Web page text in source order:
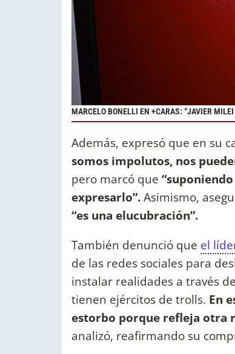
MARCELO BONELLI EN +CARAS: “JAVIER
Además, expresó que en su
somos impolutos, nos
pero marcó que
expresarlo”.Asimismo,
“es una elucubración”.
También denunció que el
de las redes sociales para
instalar realidades a través
tienen ejércitos de trolls. En
estorbo porque refleja otra
analizó, reafirmando su